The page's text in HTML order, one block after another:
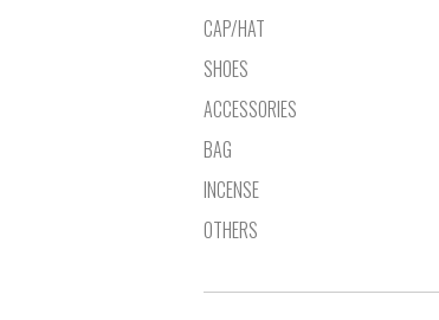
CAP/HAT
SHOES
ACCESSORIES
BAG
INCENSE
OTHERS